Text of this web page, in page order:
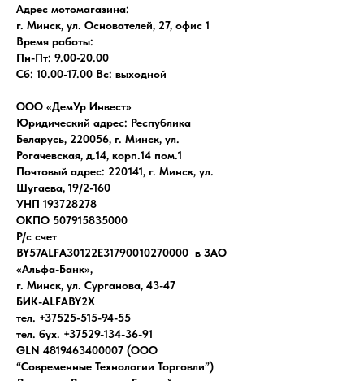
Адрес мотомагазина:
г. Минск, ул. Основателей, 27, офис 1
Время работы:
Пн-Пт: 9.00-20.00
Сб: 10.00-17.00 Вс: выходной
ООО «ДемУр Инвест»
Юридический адрес: Республика
Беларусь, 220056, г. Минск, ул.
Рогачевская, д.14, корп.14 пом.1
Почтовый адрес: 220141, г. Минск, ул.
Шугаева, 19/2-160
УНП 193728278
ОКПО 507915835000
Р/с счет
BY57ALFA30122E31790010270000 в ЗАО
«Альфа-Банк»,
г. Минск, ул. Сурганова, 43-47
БИК-ALFABY2X
тел. +37525-515-94-55
тел. бух. +37529-134-36-91
GLN 4819463400007 (ООО
“Современные Технологии Торговли”)